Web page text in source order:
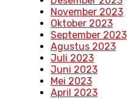
November 2023
Oktober 2023
September 2023
Agustus 2023
Juli 2023
Juni 2023
Mei 2023
April 2023